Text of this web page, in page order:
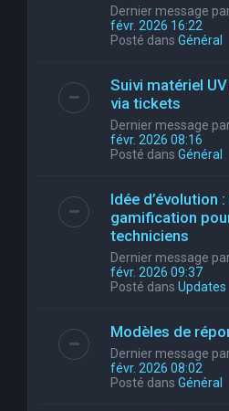
Dernier message
févr. 2026 16:22
Posté dans Général
Suivi matériel
via tickets
Dernier message
févr. 2026 08:16
Posté dans Général
Idée d’évolution
gamification
techniciens
Dernier message
févr. 2026 09:37
Posté dans Updates
Modèles de
Dernier message
févr. 2026 08:02
Posté dans Général